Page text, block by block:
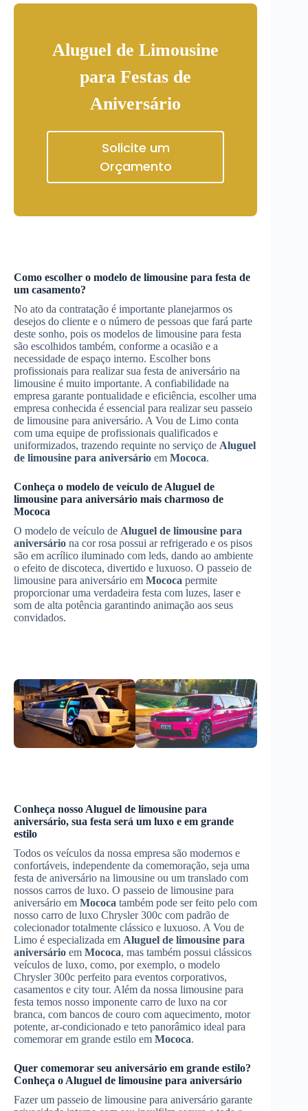
Aluguel de Limousine
para Festas de
Aniversário
Solicite um
Orçamento
Como escolher o modelo de limousine para festa de
um casamento?
No ato da contratação é importante planejarmos os
desejos do cliente e o número de pessoas que fará parte
deste sonho, pois os modelos de limousine para festa
são escolhidos também, conforme a ocasião e a
necessidade de espaço interno. Escolher bons
profissionais para realizar sua festa de aniversário na
limousine é muito importante. A confiabilidade na
empresa garante pontualidade e eficiência, escolher uma
empresa conhecida é essencial para realizar seu passeio
de limousine para aniversário. A Vou de Limo conta
com uma equipe de profissionais qualificados e
uniformizados, trazendo requinte no serviço de Aluguel
de limousine para aniversário em Mococa.
Conheça o modelo de veículo de Aluguel de
limousine para aniversário mais charmoso de
Mococa
O modelo de veículo de Aluguel de limousine para
aniversário na cor rosa possui ar refrigerado e os pisos
são em acrílico iluminado com leds, dando ao ambiente
o efeito de discoteca, divertido e luxuoso. O passeio de
limousine para aniversário em Mococa permite
proporcionar uma verdadeira festa com luzes, laser e
som de alta potência garantindo animação aos seus
convidados.
Conheça nosso Aluguel de limousine para
aniversário, sua festa será um luxo e em grande
estilo
Todos os veículos da nossa empresa são modernos e
confortáveis, independente da comemoração, seja uma
festa de aniversário na limousine ou um translado com
nossos carros de luxo. O passeio de limousine para
aniversário em Mococa também pode ser feito pelo com
nosso carro de luxo Chrysler 300c com padrão de
colecionador totalmente clássico e luxuoso. A Vou de
Limo é especializada em Aluguel de limousine para
aniversário em Mococa, mas também possui clássicos
veículos de luxo, como, por exemplo, o modelo
Chrysler 300c perfeito para eventos corporativos,
casamentos e city tour. Além da nossa limousine para
festa temos nosso imponente carro de luxo na cor
branca, com bancos de couro com aquecimento, motor
potente, ar-condicionado e teto panorâmico ideal para
comemorar em grande estilo em Mococa.
Quer comemorar seu aniversário em grande estilo?
Conheça o Aluguel de limousine para aniversário
Fazer um passeio de limousine para aniversário garante